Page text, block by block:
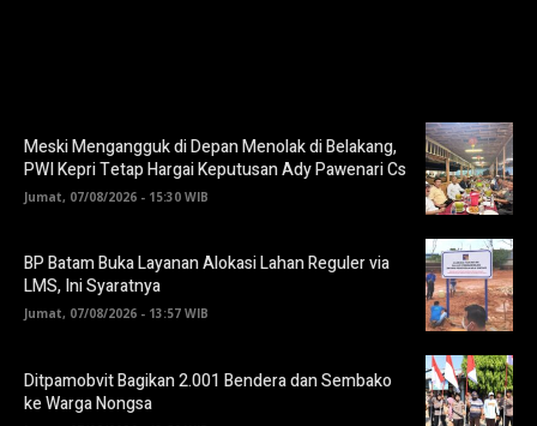
Meski Mengangguk di Depan Menolak di Belakang,
PWI Kepri Tetap Hargai Keputusan Ady Pawenari Cs
Jumat, 07/08/2026 - 15:30 WIB
BP Batam Buka Layanan Alokasi Lahan Reguler via
LMS, Ini Syaratnya
Jumat, 07/08/2026 - 13:57 WIB
Ditpamobvit Bagikan 2.001 Bendera dan Sembako
ke Warga Nongsa